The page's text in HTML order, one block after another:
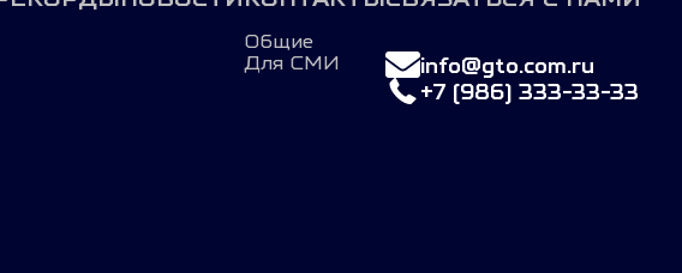
Общие
Для СМИ
info@gto.com.ru
+7 (986) 333-33-33